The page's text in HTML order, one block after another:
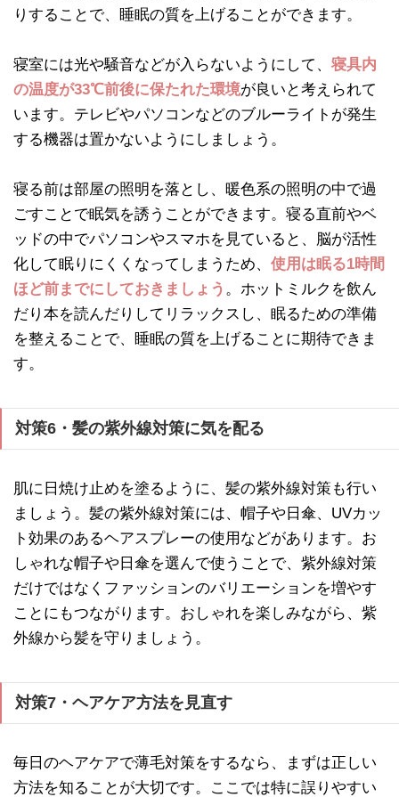
りすることで、睡眠の質を上げることができます。
寝室には光や騒音などが入らないようにして、 寝具内
の温度が33℃前後に保たれた環境が良いと考えられて
います。テレビやパソコンなどのブルーライトが発生
する機器は置かないようにしましょう。
寝る前は部屋の照明を落とし、暖色系の照明の中で過
ごすことで眠気を誘うことができます。寝る直前やベ
ッドの中でパソコンやスマホを見ていると、脳が活性
化して眠りにくくなってしまうため、 使用は眠る1時間
ほど前までにしておきましょう 。ホットミルクを飲ん
だり本を読んだりしてリラックスし、眠るための準備
を整えることで、睡眠の質を上げることに期待できま
す。
対策6・髪の紫外線対策に気を配る
肌に日焼け止めを塗るように、髪の紫外線対策も行い
ましょう。髪の紫外線対策には、帽子や日傘、UVカッ
ト効果のあるヘアスプレーの使用などがあります。お
しゃれな帽子や日傘を選んで使うことで、紫外線対策
だけではなくファッションのバリエーションを増やす
ことにもつながります。おしゃれを楽しみながら、紫
外線から髪を守りましょう。
対策7・ヘアケア方法を見直す
毎日のヘアケアで薄毛対策をするなら、まずは正しい
方法を知ることが大切です。ここでは特に誤りやすい